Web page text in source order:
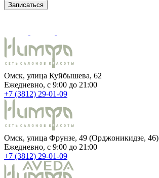
Записаться
Омск, улица Куйбышева, 62
Ежедневно, c 9:00 до 21:00
+7 (3812) 29-01-09
Омск, улица Фрунзе, 49 (Орджоникидзе, 46)
Ежедневно, c 9:00 до 21:00
+7 (3812) 29-01-09